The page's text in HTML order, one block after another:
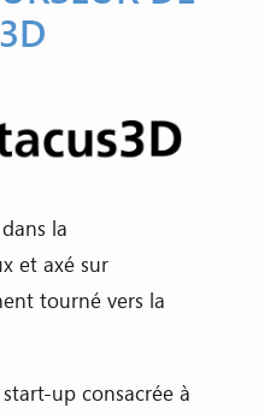
la
et axé sur
tourné vers la
up consacrée à